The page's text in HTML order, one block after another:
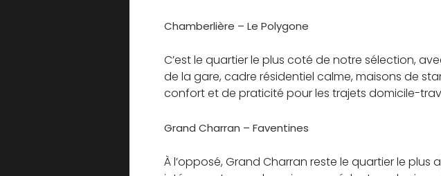
Chamberlière – Le Polygone
C’est le quartier le plus coté de notre sélection,
de la gare, cadre résidentiel calme, maisons de
confort et de praticité pour les trajets domicile-
Grand Charran – Faventines
À l’opposé, Grand Charran reste le quartier le